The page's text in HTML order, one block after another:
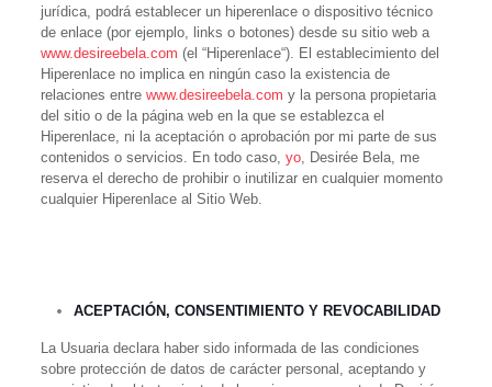
jurídica, podrá establecer un hiperenlace o dispositivo técnico
de enlace (por ejemplo, links o botones) desde su sitio web a
www.desireebela.com (el “Hiperenlace“). El establecimiento del
Hiperenlace no implica en ningún caso la existencia de
relaciones entre www.desireebela.com y la persona propietaria
del sitio o de la página web en la que se establezca el
Hiperenlace, ni la aceptación o aprobación por mi parte de sus
contenidos o servicios. En todo caso, yo, Desirée Bela, me
reserva el derecho de prohibir o inutilizar en cualquier momento
cualquier Hiperenlace al Sitio Web.
ACEPTACIÓN, CONSENTIMIENTO Y REVOCABILIDAD
La Usuaria declara haber sido informada de las condiciones
sobre protección de datos de carácter personal, aceptando y